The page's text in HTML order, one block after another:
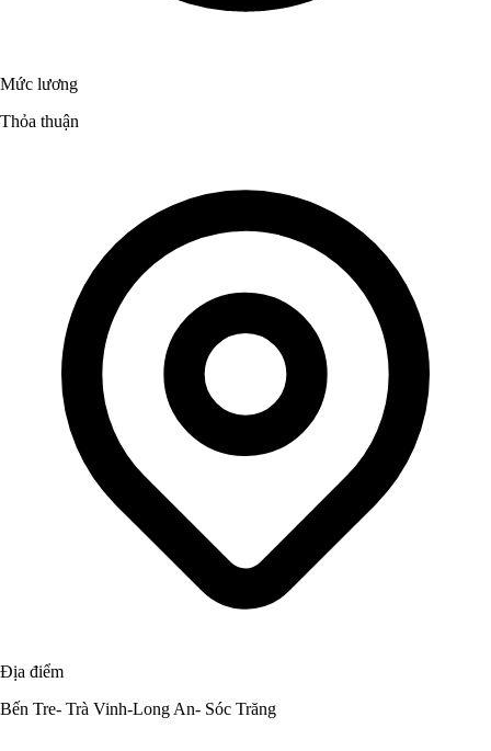
Mức lương
Thỏa thuận
Địa điểm
Bến Tre- Trà Vinh-Long An- Sóc Trăng